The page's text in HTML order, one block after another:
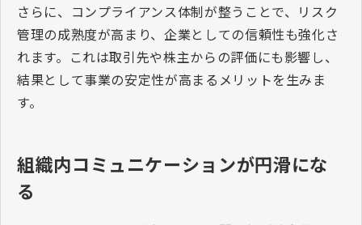
さらに、コンプライアンス体制が整うことで、リスク
管理の成熟度が高まり、企業としての信頼性も強化さ
れます。これは取引先や株主からの評価にも影響し、
結果として事業の安定性が高まるメリットを生みま
す。
組織内コミュニケーションが円滑にな
る